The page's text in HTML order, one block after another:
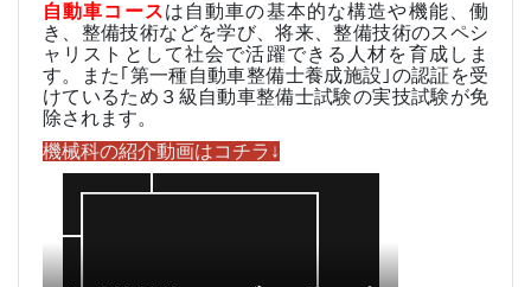
自動車コースは自動車の基本的な構造や機能、働
き、整備技術などを学び、将来、整備技術のスペシ
ャリストとして社会で活躍できる人材を育成しま
す。また｢第一種自動車整備士養成施設｣の認証を受
けているため３級自動車整備士試験の実技試験が免
除されます。
機械科の紹介動画はコチラ↓